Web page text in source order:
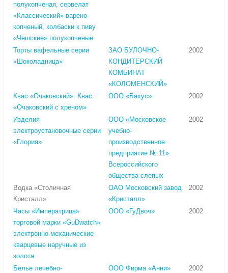
полукопченая, сервелат
«Классический» варено-
копченый, колбаски к пиву
«Чешские» полукопченые
Торты вафельные серии
«Шоколадница»
ЗАО БУЛОЧНО-
КОНДИТЕРСКИЙ
КОМБИНАТ
«КОЛОМЕНСКИЙ»
2002
Квас «Очаковский». Квас
«Очаковский с хреном»
ООО «Бахус» 2002
Изделия
электроустановочные серии
«Глория»
ООО «Московское
учебно-
производственное
предприятие № 11»
Всероссийского
общества слепых
2002
Водка «Столичная
Кристалл»
ОАО Московский завод
«Кристалл»
2002
Часы «Императрица»
торговой марки «GuDwatch»
электронно-механические
кварцевые наручные из
золота
ООО «ГуДвоч» 2002
Белье лечебно-
ООО Фирма «Анни» 2002